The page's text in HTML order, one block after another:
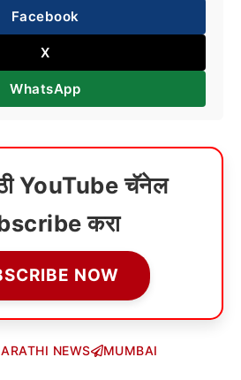
Facebook
X
WhatsApp
YouTube चॅनेल
करा
NOW
NEWS
MUMBAI